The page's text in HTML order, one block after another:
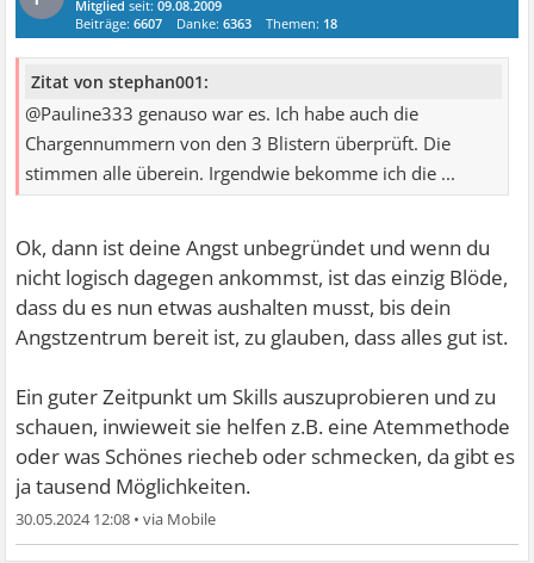
Mitglied seit:09.08.2009
Beiträge:6607 Danke:6363 Themen: 18
Zitat von stephan001:
@Pauline333 genauso war es. Ich habe auch die
Chargennummern von den 3 Blistern überprüft. Die
stimmen alle überein. Irgendwie bekomme ich die ...
Ok, dann ist deine Angst unbegründet und wenn du
nicht logisch dagegen ankommst, ist das einzig Blöde,
dass du es nun etwas aushalten musst, bis dein
Angstzentrum bereit ist, zu glauben, dass alles gut ist.
Ein guter Zeitpunkt um Skills auszuprobieren und zu
schauen, inwieweit sie helfen z.B. eine Atemmethode
oder was Schönes riecheb oder schmecken, da gibt es
ja tausend Möglichkeiten.
30.05.2024 12:08 •